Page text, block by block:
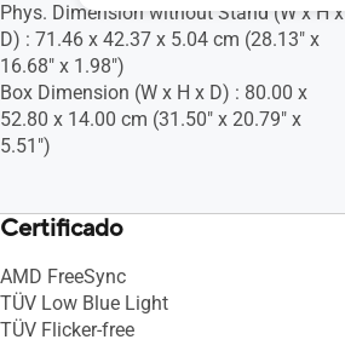
Phys. Dimension without Stand (W x H x
D) : 71.46 x 42.37 x 5.04 cm (28.13" x
16.68" x 1.98")
Box Dimension (W x H x D) : 80.00 x
52.80 x 14.00 cm (31.50" x 20.79" x
5.51")
Certificado
AMD FreeSync
TÜV Low Blue Light
TÜV Flicker-free